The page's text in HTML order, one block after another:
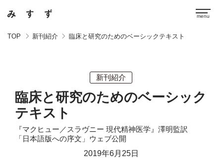
TOP 新刊紹介 臨床と研究のためのベーシックテキスト
新刊紹介
臨床と研究のためのベーシック
テキスト
『マクヒュー／スラヴニー 現代精神医学』澤明監訳
「日本語版への序文」ウェブ公開
2019年6月25日